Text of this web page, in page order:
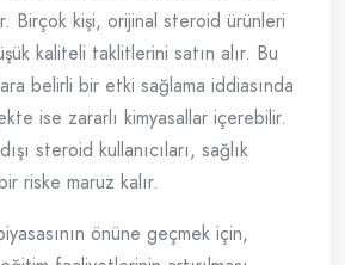
Birçok kişi, orijinal steroid ürünleri
kaliteli taklitlerini satın alır. Bu
belirli bir etki sağlama iddiasında
ise zararlı kimyasallar içerebilir.
steroid kullanıcıları, sağlık
riske maruz kalır.
önüne geçmek için,